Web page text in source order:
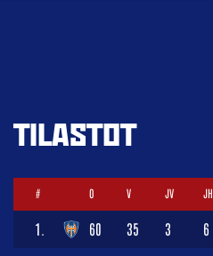
TILASTOT
# O V JV JH
1. 60 35 3 6